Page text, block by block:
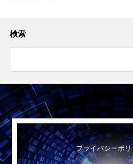
検索
プライバシーポリ